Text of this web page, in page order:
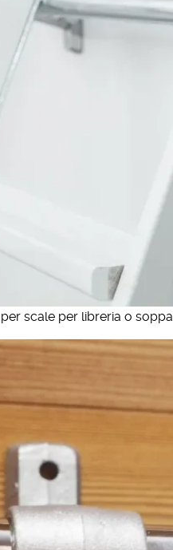
scale per libreria o